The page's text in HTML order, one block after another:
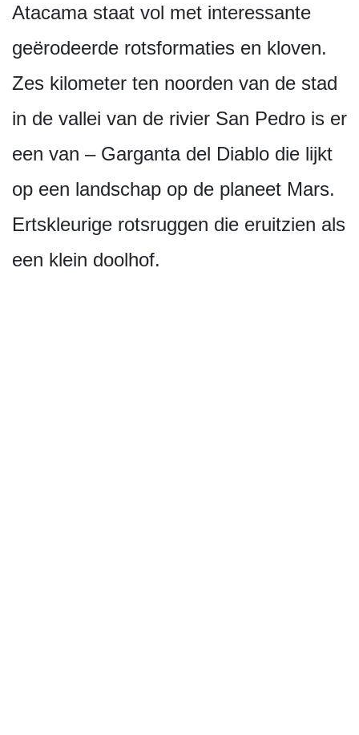
Atacama staat vol met interessante
geërodeerde rotsformaties en kloven.
Zes kilometer ten noorden van de stad
in de vallei van de rivier San Pedro is er
een van – Garganta del Diablo die lijkt
op een landschap op de planeet Mars.
Ertskleurige rotsruggen die eruitzien als
een klein doolhof.